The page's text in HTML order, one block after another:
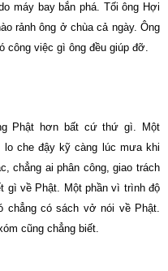
máy bay bắn phá. Tối ông Hợi
rảnh ông ở chùa cả ngày. Ông
công việc gì ông đều giúp đỡ.
Phật hơn bất cứ thứ gì. Một
che đậy kỹ càng lúc mưa khi
chẳng ai phân công, giao trách
gì về Phật. Một phần vì trình độ
chẳng có sách vở nói về Phật.
cũng chẳng biết.